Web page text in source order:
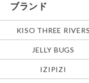
ブランド
KISO THREE RIVERS
JELLY BUGS
IZIPIZI